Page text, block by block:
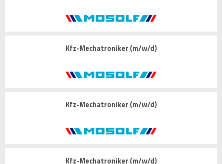
Kfz-Mechatroniker (m/w/d)
Kfz-Mechatroniker (m/w/d)
Kfz-Mechatroniker (m/w/d)